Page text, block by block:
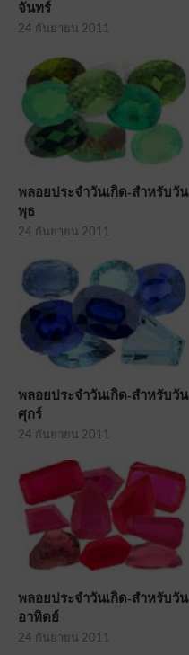
จันทร์
24 กันยายน 2011
พลอยประจำวันเกิด-สำหรับวัน
พุธ
24 กันยายน 2011
พลอยประจำวันเกิด-สำหรับวัน
ศุกร์
24 กันยายน 2011
พลอยประจำวันเกิด-สำหรับวัน
อาทิตย์
24 กันยายน 2011